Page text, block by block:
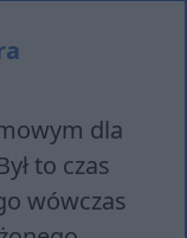
dla
to czas
wówczas